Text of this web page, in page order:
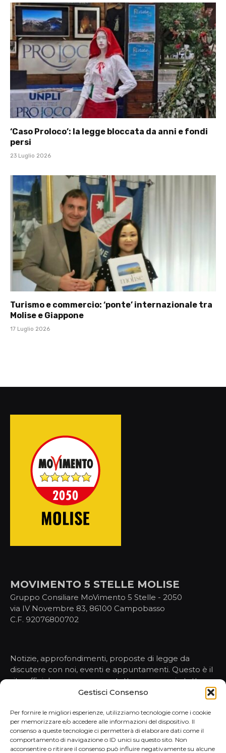
Gestisci Consenso
Per fornire le migliori esperienze, utilizziamo tecnologie come i cookie
per memorizzare e/o accedere alle informazioni del dispositivo. Il
consenso a queste tecnologie ci permetterà di elaborare dati come il
comportamento di navigazione o ID unici su questo sito. Non
acconsentire o ritirare il consenso può influire negativamente su alcune
‘Caso Proloco’: la legge bloccata da anni e fondi
persi
23 Luglio 2026
Turismo e commercio: ‘ponte’ internazionale tra
Molise e Giappone
17 Luglio 2026
MOVIMENTO 5 STELLE MOLISE
Gruppo Consiliare MoVimento 5 Stelle - 2050
via IV Novembre 83, 86100 Campobasso
C.F. 92076800702
Notizie, approfondimenti, proposte di legge da
discutere con noi, eventi e appuntamenti. Questo è il
sito ufficiale per conoscere tutto, ma proprio tutto,
sulle nostre attività nelle istituzioni.
HOMEPAGE
NOTIZIE